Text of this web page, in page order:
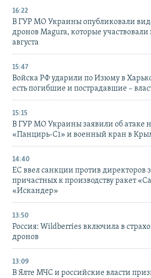
16:22
В ГУР МО Украины опубликовали
дронов Magura, которые участвовали
августа
15:47
Войска РФ ударили по Изюму в
есть погибшие и пострадавшие –
15:15
В ГУР МО Украины заявили об атаке
«Панцирь-С1» и военный кран в
14:40
ЕС ввел санкции против директоров
причастных к производству ракет
«Искандер»
13:50
Россия: Wildberries включила в
дронов
13:09
В Ялте МЧС и российские власти